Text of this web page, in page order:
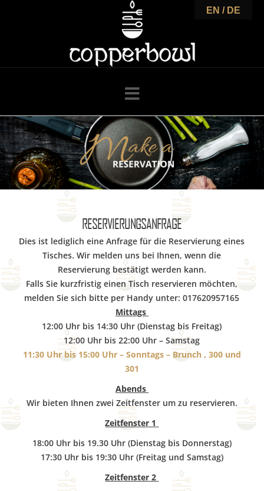
o
p
p
e
r
b
o
w
l
Navigation
RESERVIERUNGSANFRAGE
Dies ist lediglich eine Anfrage für die Reservierung eines
Tisches. Wir melden uns bei Ihnen, wenn die
Reservierung bestätigt werden kann.
Falls Sie kurzfristig einen Tisch reservieren möchten,
melden Sie sich bitte per Handy unter: 017620957165
Mittags
12:00 Uhr bis 14:30 Uhr (Dienstag bis Freitag)
12:00 Uhr bis 22:00 Uhr – Samstag
11:30 Uhr bis 15:00 Uhr – Sonntags – Brunch , 300 und
301
Abends
Wir bieten Ihnen zwei Zeitfenster um zu reservieren.
Zeitfenster 1
18:00 Uhr bis 19.30 Uhr (Dienstag bis Donnerstag)
17:30 Uhr bis 19:30 Uhr (Freitag und Samstag)
Zeitfenster 2
EN / DE